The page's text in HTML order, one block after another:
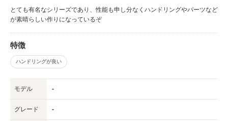
とても有名なシリーズであり、性能も申し分なくハンドリングやパーツなど
が素晴らしい作りになっているぞ
特徴
ハンドリングが良い
モデル -
グレード -